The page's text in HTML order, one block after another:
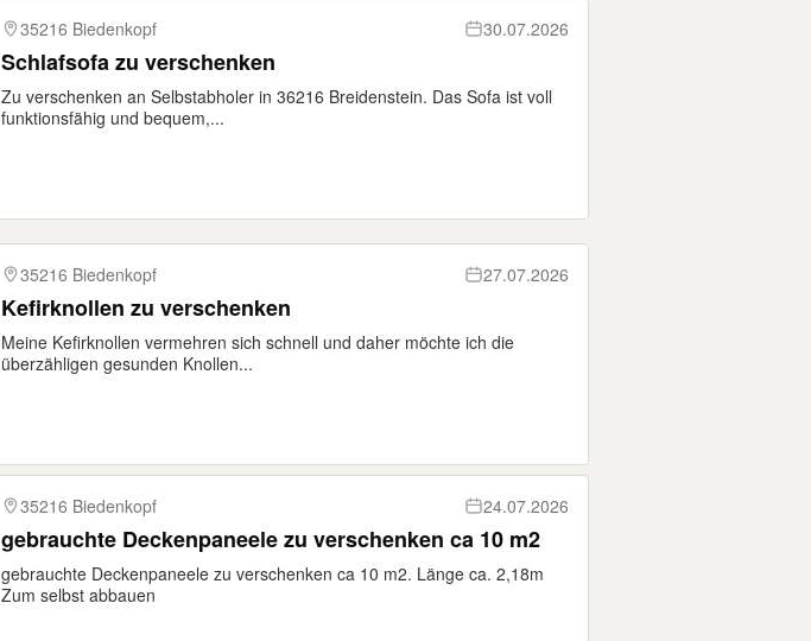
35216 Biedenkopf 30.07.2026
Schlafsofa zu verschenken
Zu verschenken an Selbstabholer in 36216 Breidenstein. Das Sofa ist voll
funktionsfähig und bequem,...
35216 Biedenkopf 27.07.2026
Kefirknollen zu verschenken
Meine Kefirknollen vermehren sich schnell und daher möchte ich die
überzähligen gesunden Knollen...
35216 Biedenkopf 24.07.2026
gebrauchte Deckenpaneele zu verschenken ca 10 m2
gebrauchte Deckenpaneele zu verschenken ca 10 m2. Länge ca. 2,18m
Zum selbst abbauen